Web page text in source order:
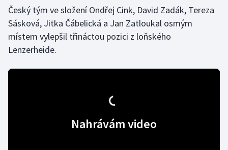
Lezení
Lyže a snowboard
Moderní pětiboj
Český tým ve složení Ondřej Cink, David Zadák, Tereza
Sásková, Jitka Čábelická a Jan Zatloukal osmým
místem vylepšil třináctou pozici z loňského
Lenzerheide.
Nahrávám video